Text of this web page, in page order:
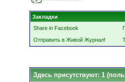
Закладки
Share in Facebook
Отправить в Живой Журнал!
Здесь присутствуют: 1